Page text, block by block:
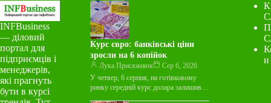
INFBusiness
— діловий
портал для
підприємців і
менеджерів,
які прагнуть
бути в курсі
Курс євро: банківські ціни
зросли на 6 копійок
Лука Присяжнюк
Сер 6, 2026
У четвер, 6 серпня, на готівковому
ринку середній курс долара залишився
и